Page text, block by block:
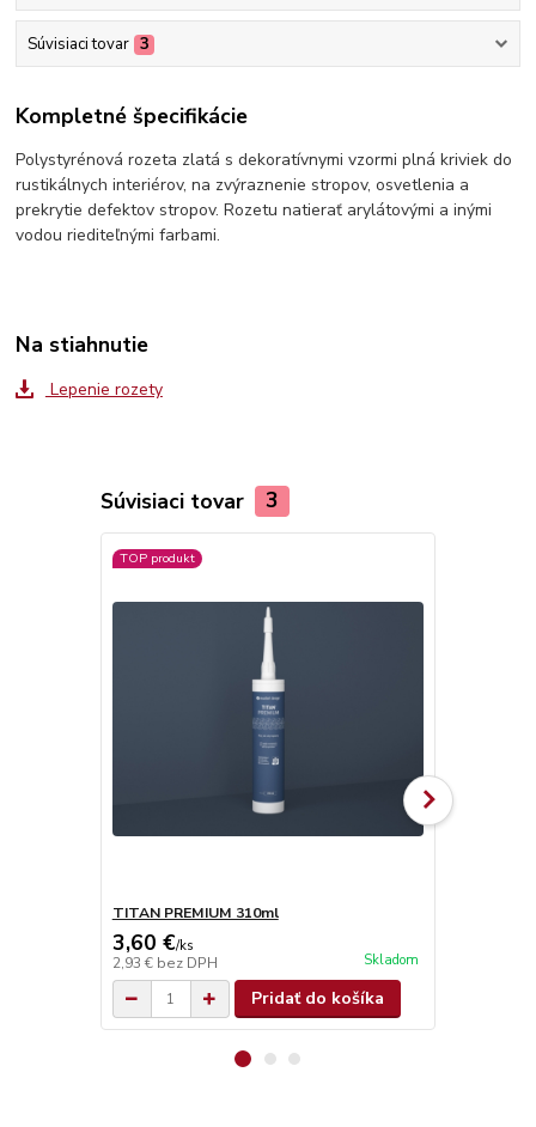
Súvisiaci tovar 3
Kompletné špecifikácie
Polystyrénová rozeta zlatá s dekoratívnymi vzormi plná kriviek do
rustikálnych interiérov, na zvýraznenie stropov, osvetlenia a
prekrytie defektov stropov. Rozetu natierať arylátovými a inými
vodou riediteľnými farbami.
Na stiahnutie
Lepenie rozety
Súvisiaci tovar 3
TOP produkt
TITAN PREMIUM 310ml
3,60 €/ks
2,93 € bez DPH Skladom
Pridať do košíka